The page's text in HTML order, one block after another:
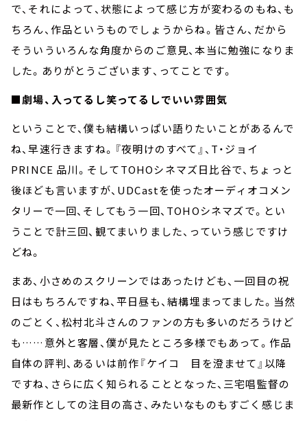
で、それによって、状態によって感じ方が変わるのもね、も
ちろん、作品というものでしょうからね。皆さん、だから
そういういろんな角度からのご意見、本当に勉強になりま
した。ありがとうございます、ってことです。
■劇場、入ってるし笑ってるしでいい雰囲気
ということで、僕も結構いっぱい語りたいことがあるんで
ね、早速行きますね。『夜明けのすべて』、T・ジョイ
PRINCE 品川。そしてTOHOシネマズ日比谷で、ちょっと
後ほども言いますが、UDCastを使ったオーディオコメン
タリーで一回、そしてもう一回、TOHOシネマズで。とい
うことで計三回、観てまいりました、っていう感じですけ
どね。
まあ、小さめのスクリーンではあったけども、一回目の祝
日はもちろんですね、平日昼も、結構埋まってました。当然
のごとく、松村北斗さんのファンの方も多いのだろうけど
も……意外と客層、僕が見たところ多様でもあって。作品
自体の評判、あるいは前作『ケイコ 目を澄ませて』以降
ですね、さらに広く知られることとなった、三宅唱監督の
最新作としての注目の高さ、みたいなものもすごく感じま